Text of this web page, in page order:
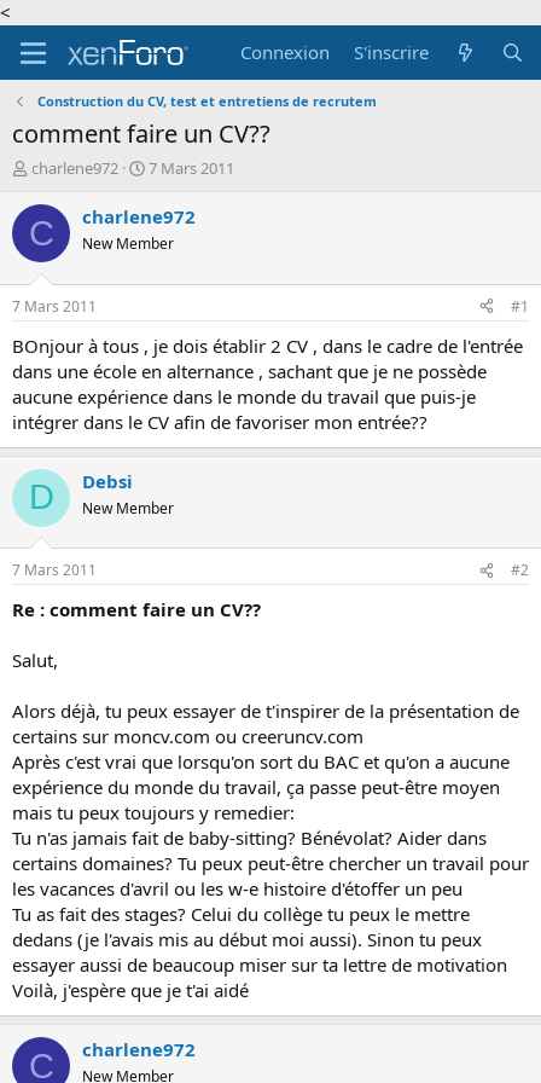
<
Connexion
S'inscrire
Construction du CV, test et entretiens de recrutem
comment faire un CV??
A
t
e
r
d
e
l
d
i
s
c
u
s
s
n
charlene972
D
t
e
d
é
b
u
t
7 Mars 2011
C charlene972
New Member
7 Mars 2011 #1
BOnjour à tous , je dois établir 2 CV , dans le cadre de l'entrée
dans une école en alternance , sachant que je ne possède
aucune expérience dans le monde du travail que puis-je
intégrer dans le CV afin de favoriser mon entrée??
D Debsi
New Member
7 Mars 2011 #2
Re : comment faire un CV??
Salut,
Alors déjà, tu peux essayer de t'inspirer de la présentation de
certains sur moncv.com ou creeruncv.com
Après c'est vrai que lorsqu'on sort du BAC et qu'on a aucune
expérience du monde du travail, ça passe peut-être moyen
mais tu peux toujours y remedier:
Tu n'as jamais fait de baby-sitting? Bénévolat? Aider dans
certains domaines? Tu peux peut-être chercher un travail pour
les vacances d'avril ou les w-e histoire d'étoffer un peu
Tu as fait des stages? Celui du collège tu peux le mettre
dedans (je l'avais mis au début moi aussi). Sinon tu peux
essayer aussi de beaucoup miser sur ta lettre de motivation
Voilà, j'espère que je t'ai aidé
C charlene972
New Member